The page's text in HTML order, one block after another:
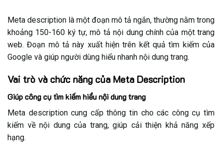
6.2. Viết nội dung dễ đọc, tự nhiên
6.3. Thu hút và phù hợp với mục đích tìm kiếm
6.4. Độ dài linh hoạt, không quá cứng nhắc
6.6. Tránh trùng lặp với các thẻ Meta khác
6.7. Sử dụng ký tự đặc biệt để tăng điểm nhấn
(đúng cách)
7. Cách viết Meta Description cho trang chủ
Meta description là một đoạn mô tả ngắn, thường nằm trong
khoảng 150-160 ký tự, mô tả nội dung chính của một trang
web. Đoạn mô tả này xuất hiện trên kết quả tìm kiếm của
Google và giúp người dùng hiểu nhanh nội dung trang.
Vai trò và chức năng của Meta Description
Giúp công cụ tìm kiếm hiểu nội dung trang
Meta description cung cấp thông tin cho các công cụ tìm
kiếm về nội dung của trang, giúp cải thiện khả năng xếp
hạng.